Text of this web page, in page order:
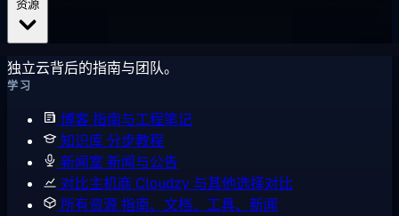
独立云背后的指南与团队。
学习
博客指南与工程笔记
知识库 分步教程
新闻室 新闻与公告
对比主机商 Cloudzy 与其他选择对比
所有资源指南、文档、工具、新闻